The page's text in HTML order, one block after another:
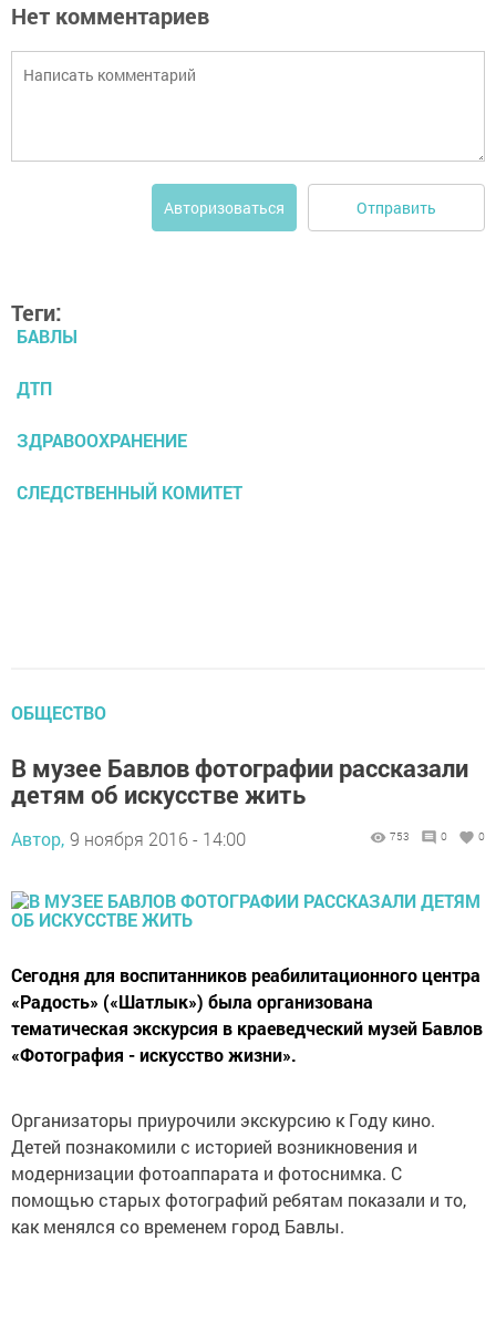
Нет комментариев
Авторизоваться Отправить
Теги:
БАВЛЫ
ДТП
ЗДРАВООХРАНЕНИЕ
СЛЕДСТВЕННЫЙ КОМИТЕТ
ОБЩЕСТВО
В музее Бавлов фотографии рассказали
детям об искусстве жить
Автор, 9 ноября 2016 - 14:00 753 0 0
Сегодня для воспитанников реабилитационного центра
«Радость» («Шатлык») была организована
тематическая экскурсия в краеведческий музей Бавлов
«Фотография - искусство жизни».
Организаторы приурочили экскурсию к Году кино.
Детей познакомили с историей возникновения и
модернизации фотоаппарата и фотоснимка. С
помощью старых фотографий ребятам показали и то,
как менялся со временем город Бавлы.